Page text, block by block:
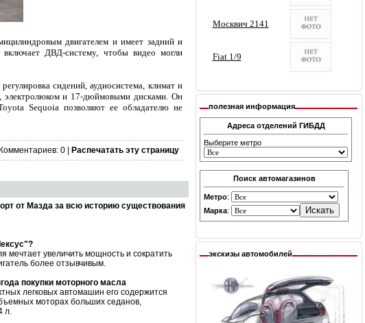
двигателем и имеет задний и
ДВД-систему, чтобы видео могли
сидений, аудиосистема, климат и
электролюком и 17-дюймовыми дисками. Он
Sequoia позволяют ее обладателю не
Комментариев: 0 | Распечатать эту страницу
от Мазда за всю историю существования
мечтает увеличить мощность и сократить
более отзывчивым.
покупки моторного масла
легковых автомашин его содержится
моторах больших седанов,
л.
полезная информация
Адреса отделений ГИБДД
Выберите метро
Поиск автомагазинов
Метро:
Марка:
экскизы автомобилей